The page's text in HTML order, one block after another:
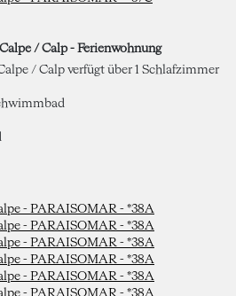
Calpe / Calp - Ferienwohnung
/ Calp verfügt über 1 Schlafzimmer